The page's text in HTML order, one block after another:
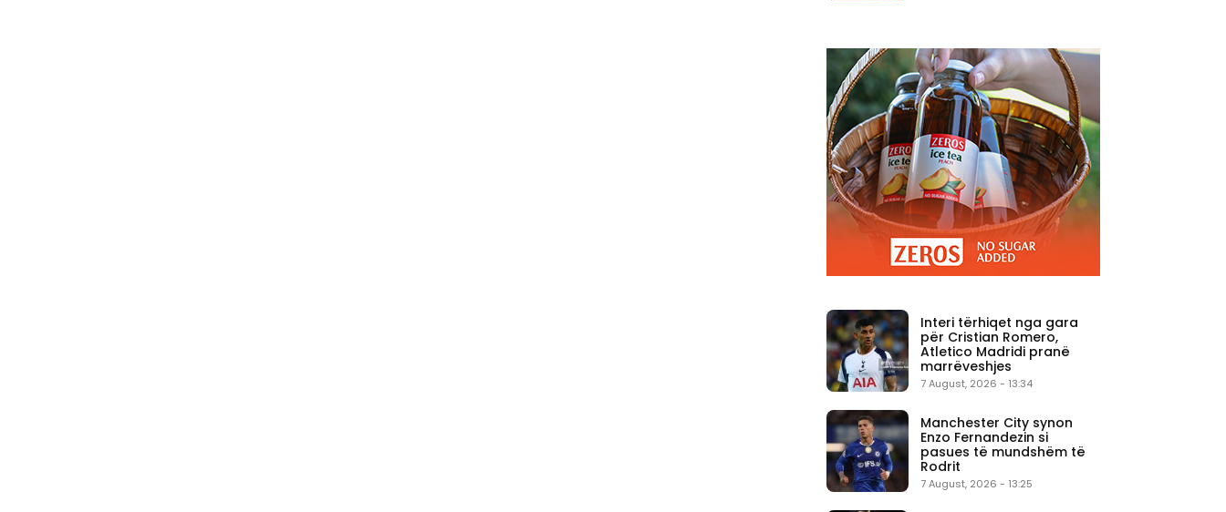
Interi tërhiqet nga gara
për Cristian Romero,
Atletico Madridi pranë
marrëveshjes
7 August, 2026 - 13:34
Manchester City synon
Enzo Fernandezin si
pasues të mundshëm të
Rodrit
7 August, 2026 - 13:25